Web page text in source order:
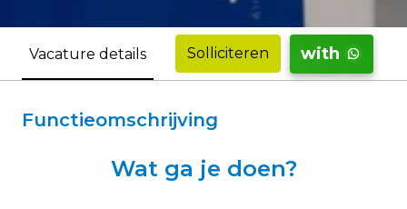
Vacature details Solliciteren with
Functieomschrijving
Wat ga je doen?